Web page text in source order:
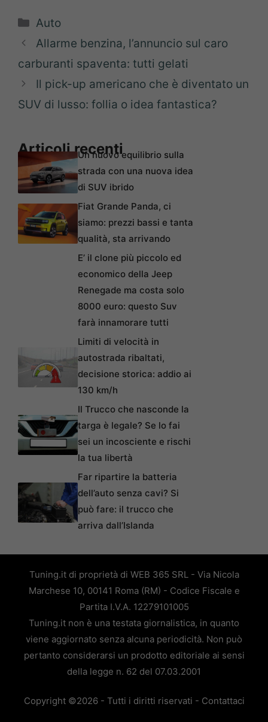
Categorie
Auto
Allarme benzina, l’annuncio sul caro
carburanti spaventa: tutti gelati
Il pick-up americano che è diventato un
SUV di lusso: follia o idea fantastica?
Articoli recentiUn nuovo equilibrio sulla
strada con una nuova idea
di SUV ibrido
Fiat Grande Panda, ci
siamo: prezzi bassi e tanta
qualità, sta arrivando
E’ il clone più piccolo ed
economico della Jeep
Renegade ma costa solo
8000 euro: questo Suv
farà innamorare tutti
Limiti di velocità in
autostrada ribaltati,
decisione storica: addio ai
130 km/h
Il Trucco che nasconde la
targa è legale? Se lo fai
sei un incosciente e rischi
la tua libertà
Far ripartire la batteria
dell’auto senza cavi? Si
può fare: il trucco che
arriva dall’Islanda
Tuning.it di proprietà di WEB 365 SRL - Via Nicola
Marchese 10, 00141 Roma (RM) - Codice Fiscale e
Partita I.V.A. 12279101005
Tuning.it non è una testata giornalistica, in quanto
viene aggiornato senza alcuna periodicità. Non può
pertanto considerarsi un prodotto editoriale ai sensi
della legge n. 62 del 07.03.2001
Copyright ©2026 - Tutti i diritti riservati - Contattaci